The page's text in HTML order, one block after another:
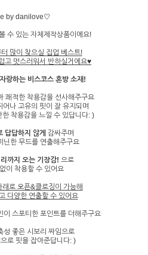
by danilove♡
수 있는 자체제작상품이에요!
많이 찾으실 집업 베스트!
고 멋스러워서 반하실거에요♥
랑하는 비스코스 혼방 소재!
쾌적한 착용감을 선사해주구요
나 고유의 핏이 잘 유지되며
착용감을 느낄 수 있답니다: )
답답하지 않게 감싸주며
닌한 무드를 연출해주구요
까지 오는 기장감! 으로
이 착용할 수 있어요
로 오픈&클로징이 가능해
다양한 연출할 수 있어요
이 스포티한 포인트를 더해주구요
성 좋은 시보리 짜임으로
로 핏을 잡아준답니다: )